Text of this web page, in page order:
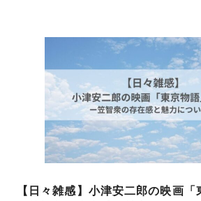
【日々雑感】小津安二郎の映画